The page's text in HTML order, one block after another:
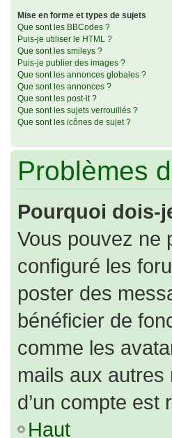
Mise en forme et types de sujets
Que sont les BBCodes ?
Puis-je utiliser le HTML ?
Que sont les smileys ?
Puis-je publier des images ?
Que sont les annonces globales ?
Que sont les annonces ?
Que sont les post-it ?
Que sont les sujets verrouillés ?
Que sont les icônes de sujet ?
Problèmes
Pourquoi dois-
Vous pouvez ne
configuré les
poster des
bénéficier de
comme les
mails aux autres
d’un compte est
Haut